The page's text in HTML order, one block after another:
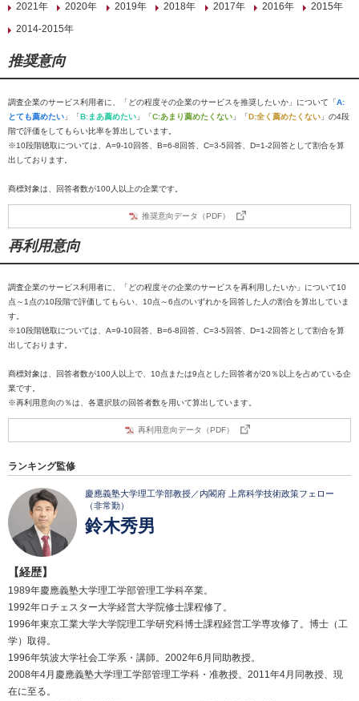
2021年
2020年 2019年 2018年 2017年 2016年
2015年
2014-2015年
推奨意向
調査企業のサービス利用者に、「どの程度その企業のサービスを推奨したいか」について「A:
とても薦めたい 」「B:まあ薦めたい 」「C:あまり薦めたくない 」「D:全く薦めたくない 」の4段
階で評価をしてもらい比率を算出しています。
※10段階聴取については、A=9-10回答、B=6-8回答、C=3-5回答、D=1-2回答として割合を算
出しております。
商標対象は、回答者数が100人以上の企業です。
推奨意向データ（PDF）
再利用意向
調査企業のサービス利用者に、「どの程度その企業のサービスを再利用したいか」について10
点～1点の10段階で評価してもらい、10点～6点のいずれかを回答した人の割合を算出していま
す。
※10段階聴取については、A=9-10回答、B=6-8回答、C=3-5回答、D=1-2回答として割合を算
出しております。
商標対象は、回答者数が100人以上で、10点または9点とした回答者が20％以上を占めている企
業です。
※再利用意向の％は、各選択肢の回答者数を用いて算出しています。
再利用意向データ（PDF）
ランキング監修
慶應義塾大学理工学部教授／内閣府 上席科学技術政策フェロー
（非常勤）
鈴木秀男
【経歴】
1989年慶應義塾大学理工学部管理工学科卒業。
1992年ロチェスター大学経営大学院修士課程修了。
1996年東京工業大学大学院理工学研究科博士課程経営工学専攻修了。博士（工
学）取得。
1996年筑波大学社会工学系・講師。2002年6月同助教授。
2008年4月慶應義塾大学理工学部管理工学科・准教授。2011年4月同教授、現
在に至る。